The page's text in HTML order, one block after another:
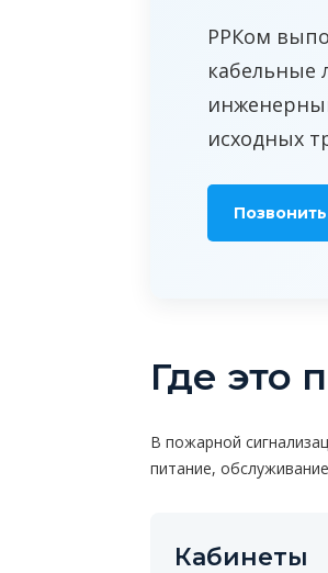
РРКом
кабельные
исходных
Позвонить
Где это
В пожарной
питание,
Кабинеты